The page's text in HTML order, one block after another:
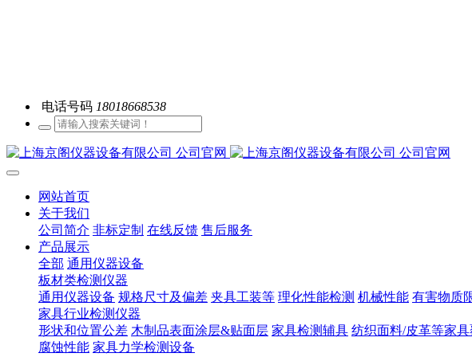
电话号码 18018668538
网站首页
关于我们
公司简介 非标定制 在线反馈 售后服务
产品展示
全部 通用仪器设备
板材类检测仪器
通用仪器设备 规格尺寸及偏差 夹具工装等 理化性能检测 机械性能 有害物质
家具行业检测仪器
形状和位置公差 木制品表面涂层&贴面层 家具检测辅具 纺织面料/皮革等家
腐蚀性能 家具力学检测设备